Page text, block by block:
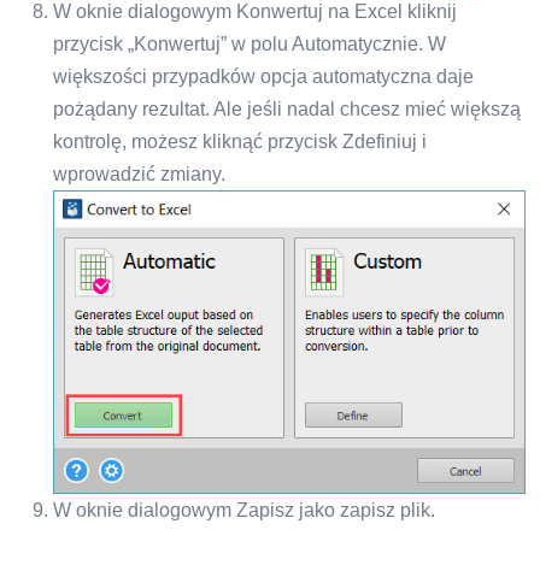
W oknie dialogowym Konwertuj na Excel kliknij
przycisk „Konwertuj” w polu Automatycznie. W
większości przypadków opcja automatyczna daje
pożądany rezultat. Ale jeśli nadal chcesz mieć większą
kontrolę, możesz kliknąć przycisk Zdefiniuj i
wprowadzić zmiany.
W oknie dialogowym Zapisz jako zapisz plik.